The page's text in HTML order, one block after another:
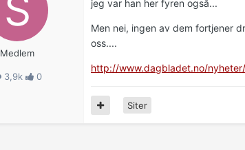
Medlem
3,9k 0
jeg var han her fyren også...
Men nei, ingen av dem fortjener
oss....
http://www.dagbladet.no/
Siter